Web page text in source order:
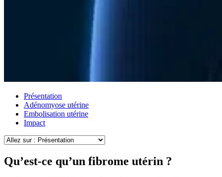
Présentation
Adénomyose utérine
Embolisation utérine
Impact
Qu’est-ce qu’un fibrome utérin ?